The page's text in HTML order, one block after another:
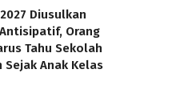
Diusulkan
Orang
Tahu Sekolah
Sejak Anak Kelas